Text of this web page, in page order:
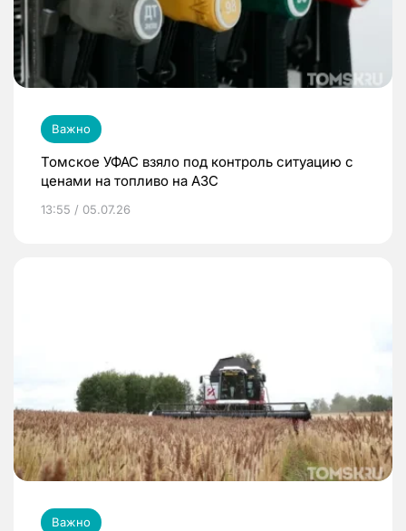
Важно
Томское УФАС взяло под контроль ситуацию с
ценами на топливо на АЗС
13:55 / 05.07.26
Важно